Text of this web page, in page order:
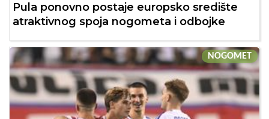
Pula ponovno postaje europsko središte
atraktivnog spoja nogometa i odbojke
NOGOMET